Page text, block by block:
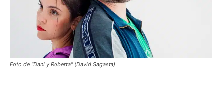
Foto de "Dani y Roberta" (David Sagasta)